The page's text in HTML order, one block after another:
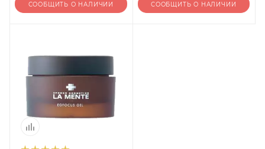
СООБЩИТЬ О НАЛИЧИИ СООБЩИТЬ О НАЛИЧИИ